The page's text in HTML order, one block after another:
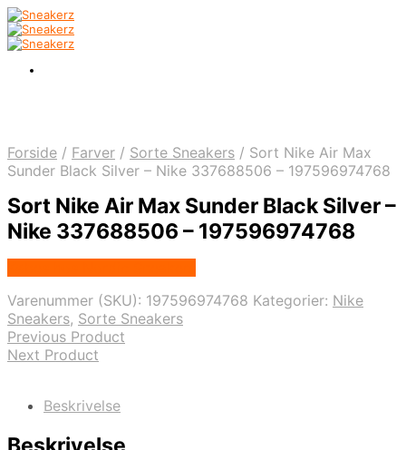
Forside / Farver / Sorte Sneakers / Sort Nike Air Max
Sunder Black Silver – Nike 337688506 – 197596974768
Sort Nike Air Max Sunder Black Silver –
Nike 337688506 – 197596974768
Varenummer (SKU): 197596974768 Kategorier: Nike
Sneakers, Sorte Sneakers
Previous Product
Next Product
Beskrivelse